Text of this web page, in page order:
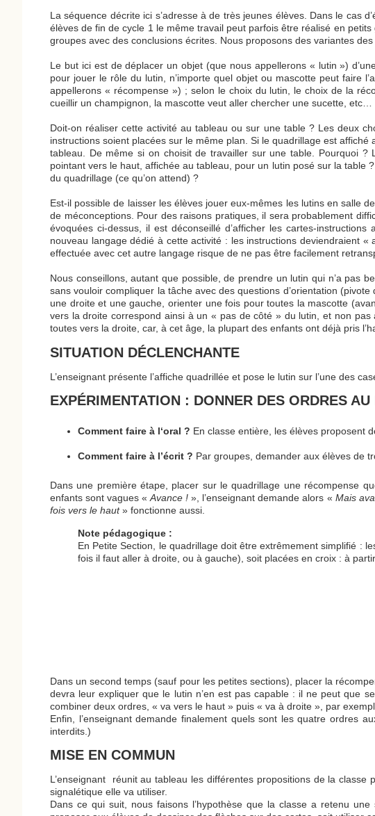
La séquence décrite ici s’adresse à de très jeunes élèves. Dans le cas
élèves de fin de cycle 1 le même travail peut parfois être réalisé en
groupes avec des conclusions écrites. Nous proposons des variantes
Le but ici est de déplacer un objet (que nous appellerons « lutin »)
pour jouer le rôle du lutin, n’importe quel objet ou mascotte peut faire
appellerons « récompense ») ; selon le choix du lutin, le choix de la
cueillir un champignon, la mascotte veut aller chercher une sucette, etc…
Doit-on réaliser cette activité au tableau ou sur une table ? Les deux
instructions soient placées sur le même plan. Si le quadrillage est
tableau. De même si on choisit de travailler sur une table. Pourquoi
pointant vers le haut, affichée au tableau, pour un lutin posé sur la table
du quadrillage (ce qu’on attend) ?
Est-il possible de laisser les élèves jouer eux-mêmes les lutins en salle
de méconceptions. Pour des raisons pratiques, il sera probablement
évoquées ci-dessus, il est déconseillé d’afficher les cartes-
nouveau langage dédié à cette activité : les instructions deviendraient
effectuée avec cet autre langage risque de ne pas être facilement
Nous conseillons, autant que possible, de prendre un lutin qui n’a pas
sans vouloir compliquer la tâche avec des questions d’orientation
une droite et une gauche, orienter une fois pour toutes la mascotte
vers la droite correspond ainsi à un « pas de côté » du lutin, et non pas
toutes vers la droite, car, à cet âge, la plupart des enfants ont déjà pris
SITUATION DÉCLENCHANTE
L’enseignant présente l’affiche quadrillée et pose le lutin sur l’une des
EXPÉRIMENTATION : DONNER DES ORDRES AU
Comment faire à l‘oral ? En classe entière, les élèves proposent
Comment faire à l’écrit ? Par groupes, demander aux élèves de
Dans une première étape, placer sur le quadrillage une récompense
enfants sont vagues «Avance ! », l’enseignant demande alors « Mais
fois vers le haut» fonctionne aussi.
Note pédagogique :
En Petite Section, le quadrillage doit être extrêmement simplifié :
fois il faut aller à droite, ou à gauche), soit placées en croix : à
Dans un second temps (sauf pour les petites sections), placer la
devra leur expliquer que le lutin n’en est pas capable : il ne peut que
combiner deux ordres, « va vers le haut » puis « va à droite », par
Enfin, l’enseignant demande finalement quels sont les quatre ordres
interdits.)
MISE EN COMMUN
L’enseignant réunit au tableau les différentes propositions de la
signalétique elle va utiliser.
Dans ce qui suit, nous faisons l’hypothèse que la classe a retenu